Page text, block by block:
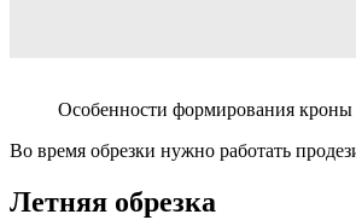
Особенности формирования кроны
Во время обрезки нужно работать
Летняя обрезка